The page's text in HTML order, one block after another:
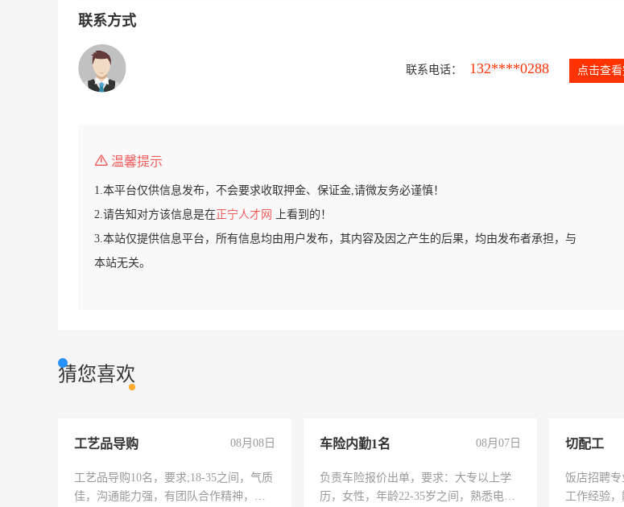
联系方式
联系电话： 132****0288 点击查
温馨提示
1.本平台仅供信息发布，不会要求收取押金、保证金,请微友务必谨慎！
2.请告知对方该信息是在正宁人才网
上看到的！
3.本站仅提供信息平台，所有信息均由用户发布，其内容及因之产生的后果，均由发布者承担，与
本站无关。
猜您喜欢
工艺品导购 08月08日
工艺品导购10名，要求;18-35之间，气质
佳，沟通能力强，有团队合作精神，有
车险内勤1名 08月07日
负责车险报价出单，要求：大专以上学
历，女性，年龄22-35岁之间，熟悉电脑
切配工
饭店招聘
工作经验